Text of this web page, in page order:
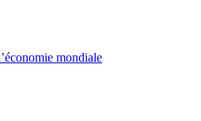
mondiale